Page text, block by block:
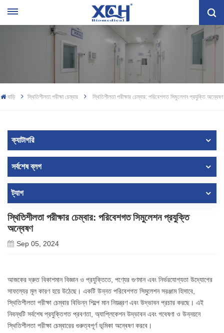
বাড়ি স্থিতিশীলতা পরীক্ষা চেম্বার স্থিতিশীলতা পরীক্ষার চেম্বার: পরিবেশগত সিমুলেশন প্রযুক্তি অন্বেষণ
ক্যাটাগরি
সর্বশেষ ব্লগ
ট্যাগ
স্থিতিশীলতা পরীক্ষার চেম্বার: পরিবেশগত সিমুলেশন প্রযুক্তি
অন্বেষণ
Sep 05, 2024
আজকের দ্রুত বিকাশমান বিজ্ঞান ও প্রযুক্তিতে, পণ্যের গুণমান এবং নির্ভরযোগ্যতা উদ্যোগের
সাফল্যের মূল কারণ হয়ে উঠেছে। একটি উন্নত পরিবেশগত সিমুলেশন সরঞ্জাম হিসাবে,
স্থিতিশীলতা পরীক্ষা চেম্বার বিভিন্ন শিল্পে মান নিয়ন্ত্রণ এবং উদ্ভাবন প্রচার করছে। এই
নিবন্ধটি সর্বশেষ প্রযুক্তিগত প্রবণতা, অ্যাপ্লিকেশন উদ্ভাবন এবং গবেষণা ও উন্নয়নে
স্থিতিশীলতা পরীক্ষা চেম্বারের গুরুত্বপূর্ণ ভূমিকা অন্বেষণ করবে।